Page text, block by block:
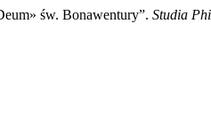
św. Bonawentury”. Studia